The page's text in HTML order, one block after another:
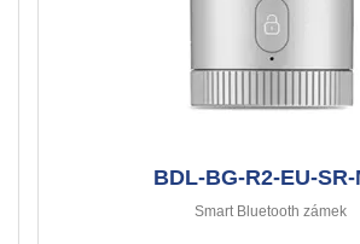
BDL-BG-R2-EU-SR-
Smart Bluetooth zámek